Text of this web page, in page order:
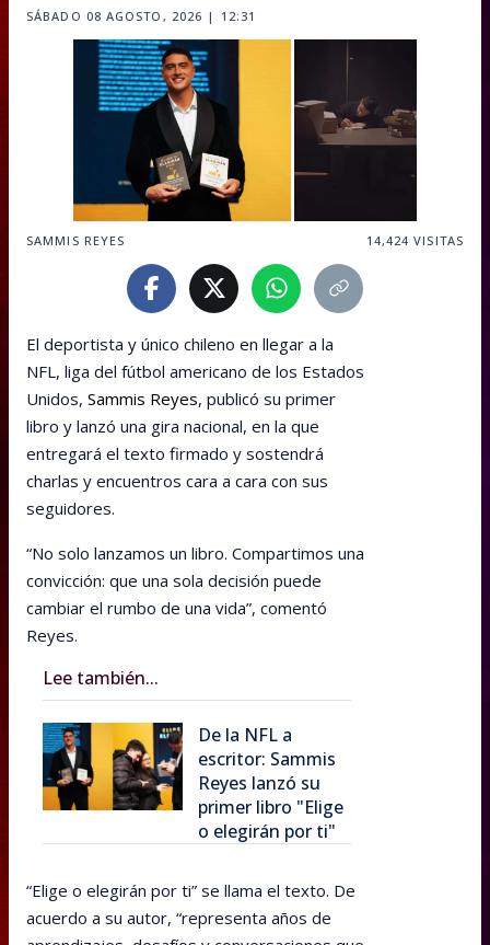
SÁBADO 08 AGOSTO, 2026 | 12:31
SAMMIS REYES 14,424 VISITAS
El deportista y único chileno en llegar a la
NFL, liga del fútbol americano de los Estados
Unidos, Sammis Reyes, publicó su primer
libro y lanzó una gira nacional, en la que
entregará el texto firmado y sostendrá
charlas y encuentros cara a cara con sus
seguidores.
“No solo lanzamos un libro. Compartimos una
convicción: que una sola decisión puede
cambiar el rumbo de una vida”, comentó
Reyes.
Lee también...
De la NFL a
escritor: Sammis
Reyes lanzó su
primer libro "Elige
o elegirán por ti"
“Elige o elegirán por ti” se llama el texto. De
acuerdo a su autor, “representa años de